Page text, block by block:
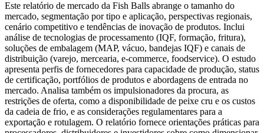
Este relatório de mercado da Fish Balls abrange o tamanho do
mercado, segmentação por tipo e aplicação, perspectivas regionais,
cenário competitivo e tendências de inovação de produtos. Inclui
análise de tecnologias de processamento (IQF, formação, fritura),
soluções de embalagem (MAP, vácuo, bandejas IQF) e canais de
distribuição (varejo, mercearia, e-commerce, foodservice). O estudo
apresenta perfis de fornecedores para capacidade de produção, status
de certificação, portfólios de produtos e abordagens de entrada no
mercado. Analisa também os impulsionadores da procura, as
restrições de oferta, como a disponibilidade de peixe cru e os custos
da cadeia de frio, e as considerações regulamentares para a
exportação e rotulagem. O relatório fornece orientações práticas para